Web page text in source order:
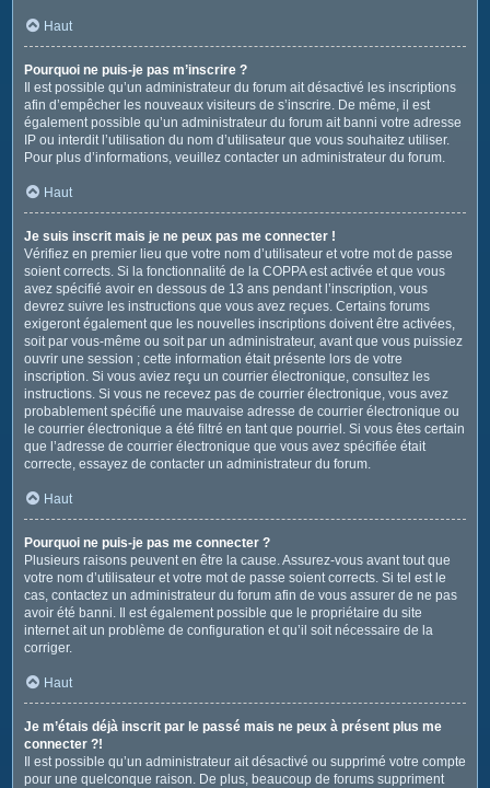
Haut
Pourquoi ne puis-je pas m’inscrire ?
Il est possible qu’un administrateur du forum ait désactivé les inscriptions
afin d’empêcher les nouveaux visiteurs de s’inscrire. De même, il est
également possible qu’un administrateur du forum ait banni votre adresse
IP ou interdit l’utilisation du nom d’utilisateur que vous souhaitez utiliser.
Pour plus d’informations, veuillez contacter un administrateur du forum.
Haut
Je suis inscrit mais je ne peux pas me connecter !
Vérifiez en premier lieu que votre nom d’utilisateur et votre mot de passe
soient corrects. Si la fonctionnalité de la COPPA est activée et que vous
avez spécifié avoir en dessous de 13 ans pendant l’inscription, vous
devrez suivre les instructions que vous avez reçues. Certains forums
exigeront également que les nouvelles inscriptions doivent être activées,
soit par vous-même ou soit par un administrateur, avant que vous puissiez
ouvrir une session ; cette information était présente lors de votre
inscription. Si vous aviez reçu un courrier électronique, consultez les
instructions. Si vous ne recevez pas de courrier électronique, vous avez
probablement spécifié une mauvaise adresse de courrier électronique ou
le courrier électronique a été filtré en tant que pourriel. Si vous êtes certain
que l’adresse de courrier électronique que vous avez spécifiée était
correcte, essayez de contacter un administrateur du forum.
Haut
Pourquoi ne puis-je pas me connecter ?
Plusieurs raisons peuvent en être la cause. Assurez-vous avant tout que
votre nom d’utilisateur et votre mot de passe soient corrects. Si tel est le
cas, contactez un administrateur du forum afin de vous assurer de ne pas
avoir été banni. Il est également possible que le propriétaire du site
internet ait un problème de configuration et qu’il soit nécessaire de la
corriger.
Haut
Je m’étais déjà inscrit par le passé mais ne peux à présent plus me
connecter ?!
Il est possible qu’un administrateur ait désactivé ou supprimé votre compte
pour une quelconque raison. De plus, beaucoup de forums suppriment